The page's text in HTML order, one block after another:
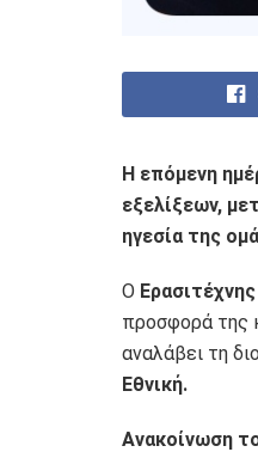
Η επόμενη
εξελίξεων,
ηγεσία της
Ο
προσφορά της
αναλάβει τη
Εθνική.
Ανακοίνωση